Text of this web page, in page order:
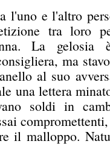
l'uno e l'altro
tra loro
La
ma
al suo
una lettera
soldi in
il malloppo.